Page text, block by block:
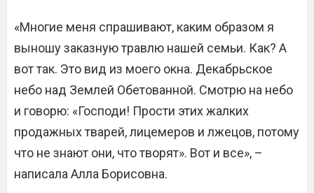
«Многие меня спрашивают, каким образом я
выношу заказную травлю нашей семьи. Как? А
вот так. Это вид из моего окна. Декабрьское
небо над Землей Обетованной. Смотрю на небо
и говорю: «Господи! Прости этих жалких
продажных тварей, лицемеров и лжецов, потому
что не знают они, что творят». Вот и все», –
написала Алла Борисовна.